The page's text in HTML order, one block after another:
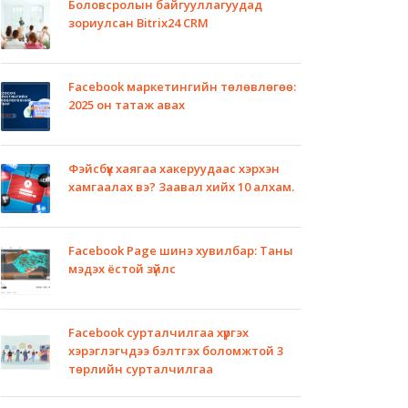
Боловсролын байгууллагуудад
зориулсан Bitrix24 CRM
Facebook маркетингийн төлөвлөгөө:
2025 он татаж авах
Фэйсбүүк хаягаа хакеруудаас хэрхэн
хамгаалах вэ? Заавал хийх 10 алхам.
Facebook Page шинэ хувилбар: Таны
мэдэх ёстой зүйлс
Facebook сурталчилгаа хүргэх
хэрэглэгчдээ бэлтгэх боломжтой 3
төрлийн сурталчилгаа